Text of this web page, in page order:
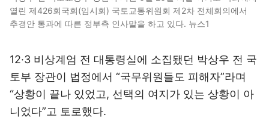
열린 제426회국회(임시회) 국토교통위원회 제2차 전체회의에서
추경안 통과에 따른 정부측 인사말을 하고 있다. 뉴스1
12·3 비상계엄 전 대통령실에 소집됐던 박상우 전 국
토부 장관이 법정에서 “국무위원들도 피해자”라며
“상황이 끝나 있었고, 선택의 여지가 있는 상황이 아
니었다”고 토로했다.